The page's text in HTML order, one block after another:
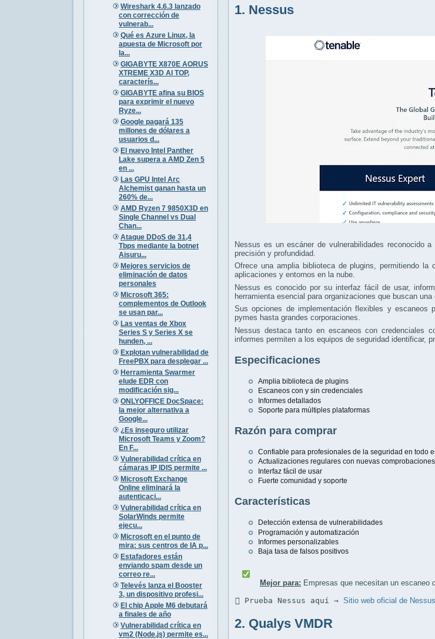
Wireshark 4.6.3 lanzado
con corrección de
vulnerab...
Qué es Azure Linux, la
apuesta de Microsoft por
la...
GIGABYTE X870E AORUS
XTREME X3D AI TOP,
caracterís...
GIGABYTE afina su BIOS
para exprimir el nuevo
Ryze...
Google pagará 135
millones de dólares a
usuarios d...
El nuevo Intel Panther
Lake supera a AMD Zen 5
en ...
Las GPU Intel Arc
Alchemist ganan hasta un
260% de...
AMD Ryzen 7 9850X3D en
Single Channel vs Dual
Chan...
Ataque DDoS de 31,4
Tbps mediante la botnet
Aisuru...
Mejores servicios de
eliminación de datos
personales
Microsoft 365:
complementos de Outlook
se usan par...
Las ventas de Xbox
Series S y Series X se
hunden, ...
Explotan vulnerabilidad de
FreePBX para desplegar ...
Herramienta Swarmer
elude EDR con
modificación sig...
ONLYOFFICE DocSpace:
la mejor alternativa a
Google...
¿Es inseguro utilizar
Microsoft Teams y Zoom?
En F...
Vulnerabilidad crítica en
cámaras IP IDIS permite ...
Microsoft Exchange
Online eliminará la
autenticaci...
Vulnerabilidad crítica en
SolarWinds permite
ejecu...
Microsoft en el punto de
mira: sus centros de IA p...
Estafadores están
enviando spam desde un
correo re...
Televés lanza el Booster
3, un dispositivo profesi...
El chip Apple M6 debutará
a finales de año
Vulnerabilidad crítica en
vm2 (Node.js) permite es...
1. Nessus
Nessus es un escáner de vulnerabilidades reconocido
precisión y profundidad.
Ofrece una amplia biblioteca de plugins, permitiendo
aplicaciones y entornos en la nube.
Nessus es conocido por su interfaz fácil de usar,
herramienta esencial para organizaciones que buscan
Sus opciones de implementación flexibles y escaneos
pymes hasta grandes corporaciones.
Nessus destaca tanto en escaneos con credenciales
informes permiten a los equipos de seguridad identificar,
Especificaciones
Amplia biblioteca de plugins
Escaneos con y sin credenciales
Informes detallados
Soporte para múltiples plataformas
Razón para comprar
Confiable para profesionales de la seguridad en todo
Actualizaciones regulares con nuevas
Interfaz fácil de usar
Fuerte comunidad y soporte
Características
Detección extensa de vulnerabilidades
Programación y automatización
Informes personalizables
Baja tasa de falsos positivos
Mejor para: Empresas que necesitan un escaneo
 Prueba Nessus aquí → Sitio web oficial de Nessus
2. Qualys VMDR